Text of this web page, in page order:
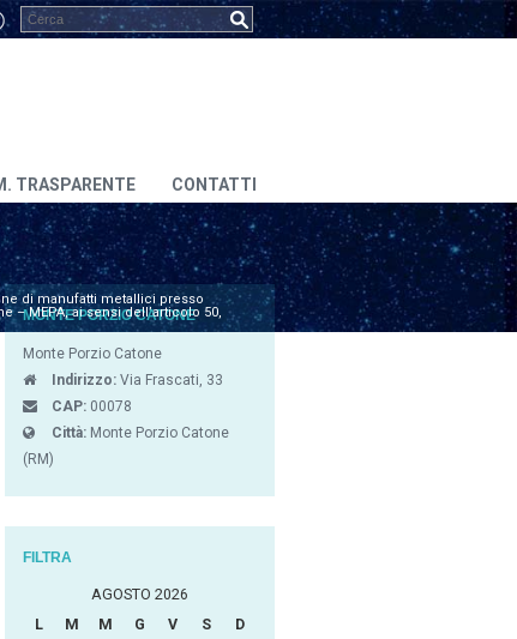
TRASPARENTE CONTATTI
di manufatti metallici presso
– MEPA, ai sensi dell’articolo 50,
MONTE PORZIO CATONE
Monte Porzio Catone
Indirizzo: Via Frascati, 33
CAP: 00078
Città: Monte Porzio Catone
(RM)
FILTRA
AGOSTO 2026
L
M M G V S D